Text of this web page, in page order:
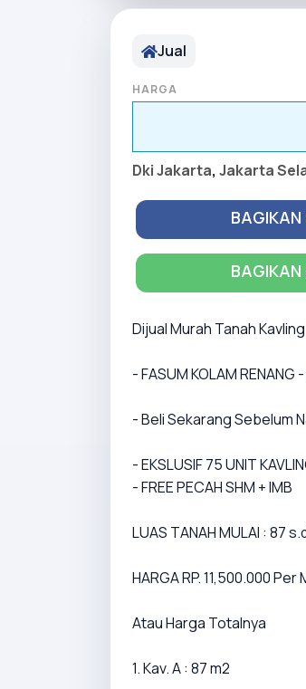
Jual
HARGA
Dki Jakarta, Jakarta
BAGIKAN
BAGIKAN
Dijual Murah Tanah
- FASUM KOLAM RENANG
- Beli Sekarang Sebelum
- EKSLUSIF 75 UNIT
- FREE PECAH SHM + IMB
LUAS TANAH MULAI : 87
HARGA RP. 11,500.000
Atau Harga Totalnya
1. Kav. A : 87 m2